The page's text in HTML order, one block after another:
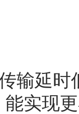
输延时
能实现